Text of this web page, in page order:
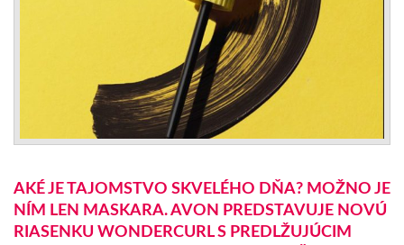
AKÉ JE TAJOMSTVO SKVELÉHO DŇA? MOŽNO JE
NÍM LEN MASKARA. AVON PREDSTAVUJE NOVÚ
RIASENKU WONDERCURL S PREDLŽUJÚCIM